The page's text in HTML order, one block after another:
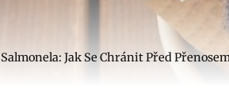
Salmonela: Jak Se Chránit Před